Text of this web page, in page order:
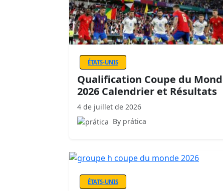
ÉTATS-UNIS
Qualification Coupe du
2026 Calendrier et Résultats
4 de juillet de 2026
By prática
ÉTATS-UNIS